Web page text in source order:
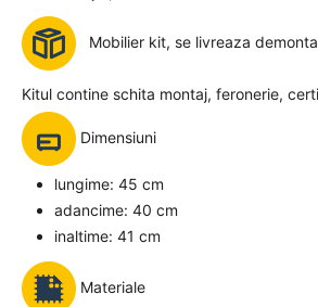
Mobilier kit, se livreaza
Kitul contine schita montaj, feronerie,
Dimensiuni
lungime: 45 cm
adancime: 40 cm
inaltime: 41 cm
Materiale